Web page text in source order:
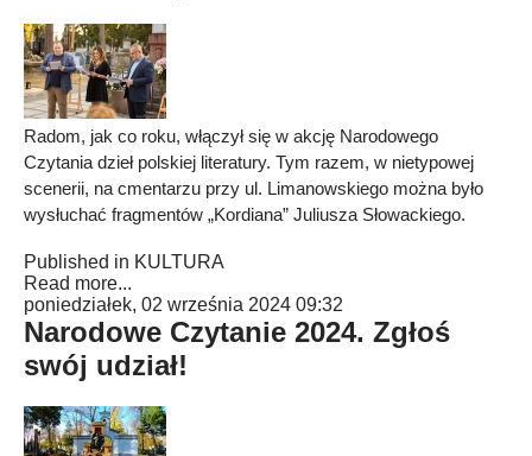
Radom, jak co roku, włączył się w akcję Narodowego
Czytania dzieł polskiej literatury. Tym razem, w nietypowej
scenerii, na cmentarzu przy ul. Limanowskiego można było
wysłuchać fragmentów „Kordiana” Juliusza Słowackiego.
Published in KULTURA
Read more...
poniedziałek, 02 września 2024 09:32
Narodowe Czytanie 2024. Zgłoś
swój udział!